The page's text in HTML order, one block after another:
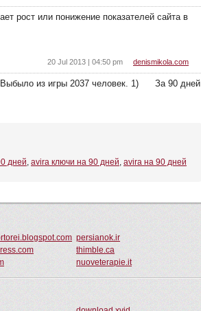
рост или понижение показателей сайта в
denismikola.com
20 Jul 2013 | 04:50 pm
Выбыло из игры 2037 человек. 1) За 90 дней
дней, avira ключи на 90 дней, avira на 90 дней
persianok.ir
thimble.ca
nuoveterapie.it